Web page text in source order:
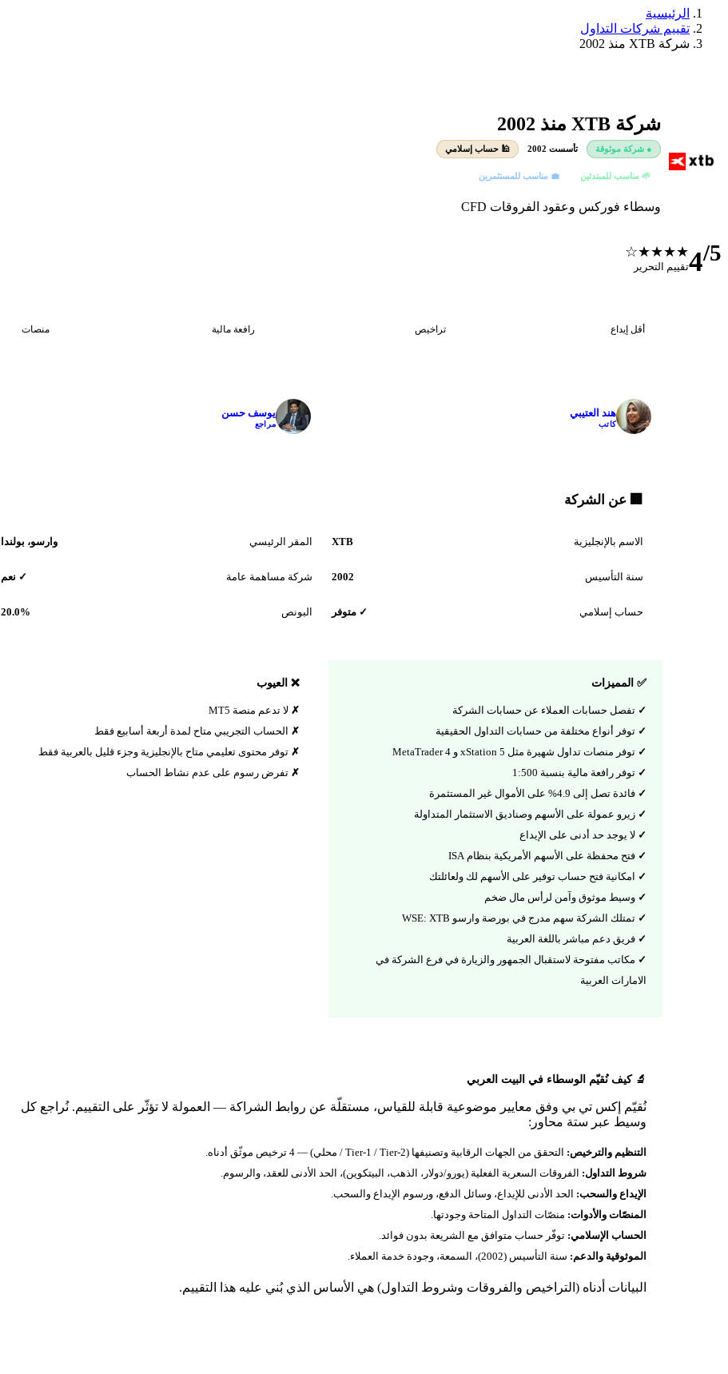
الرئيسية
تقييم شركات التداول
شركة XTB منذ 2002
شركة XTB منذ 2002
● شركة موثوقة تأسست 2002 🕌 حساب إسلامي
🌱 مناسب للمبتدئين 💼 مناسب للمستثمرين
وسطاء فوركس وعقود الفروقات CFD
4/5
★★★★☆
تقييم التحرير
أقل إيداع تراخيص رافعة مالية منصات
هند العتيبي
كاتب
يوسف حسن
مراجع
🏢 عن الشركة
الاسم بالإنجليزية XTB المقر الرئيسي وارسو، بولندا
سنة التأسيس 2002 شركة مساهمة عامة ✓ نعم
حساب إسلامي ✓ متوفر البونص 20.0%
✅ المميزات
تفصل حسابات العملاء عن حسابات الشركة
توفر أنواع مختلفة من حسابات التداول الحقيقية
توفر منصات تداول شهيرة مثل xStation 5 و MetaTrader 4
توفر رافعة مالية بنسبة 1:500
فائدة تصل إلى 4.9% على الأموال غير المستثمرة
زيرو عمولة على الأسهم وصناديق الاستثمار المتداولة
لا يوجد حد أدنى على الإيداع
فتح محفظة على الأسهم الأمريكية بنظام ISA
امكانية فتح حساب توفير على الأسهم لك ولعائلتك
وسيط موثوق وآمن لرأس مال ضخم
تمتلك الشركة سهم مدرج في بورصة وارسو WSE: XTB
فريق دعم مباشر باللغة العربية
مكاتب مفتوحة لاستقبال الجمهور والزيارة في فرع الشركة في
الامارات العربية
❌ العيوب
لا تدعم منصة MT5
الحساب التجريبي متاح لمدة أربعة أسابيع فقط
توفر محتوى تعليمي متاح بالإنجليزية وجزء قليل بالعربية فقط
تفرض رسوم على عدم نشاط الحساب
🔬 كيف نُقيّم الوسطاء في البيت العربي
نُقيّم إكس تي بي وفق معايير موضوعية قابلة للقياس، مستقلّة عن روابط الشراكة — العمولة لا تؤثّر على التقييم. نُراجع كل
وسيط عبر ستة محاور:
التنظيم والترخيص: التحقق من الجهات الرقابية وتصنيفها (Tier‑1 / Tier‑2 / محلي) — 4 ترخيص موثّق أدناه.
شروط التداول: الفروقات السعرية الفعلية (يورو/دولار، الذهب، البيتكوين)، الحد الأدنى للعقد، والرسوم.
الإيداع والسحب: الحد الأدنى للإيداع، وسائل الدفع، ورسوم الإيداع والسحب.
المنصّات والأدوات: منصّات التداول المتاحة وجودتها.
الحساب الإسلامي: توفّر حساب متوافق مع الشريعة بدون فوائد.
الموثوقية والدعم: سنة التأسيس (2002)، السمعة، وجودة خدمة العملاء.
البيانات أدناه (التراخيص والفروقات وشروط التداول) هي الأساس الذي بُني عليه هذا التقييم.